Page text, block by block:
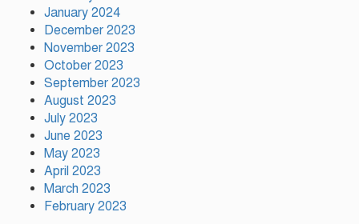
January 2024
December 2023
November 2023
October 2023
September 2023
August 2023
July 2023
June 2023
May 2023
April 2023
March 2023
February 2023